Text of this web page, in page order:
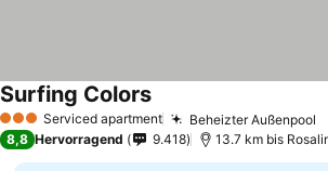
3 SterneServiced apartment Beheizter Außenpool
Surfing Colors
8,8 Hervorragend 9.418 13.7 km bis